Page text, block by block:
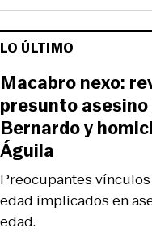
LO ÚLTIMO
Preocupantes
edad implicados en
edad.
Macabro nexo:
presunto asesino
Bernardo y
Águila